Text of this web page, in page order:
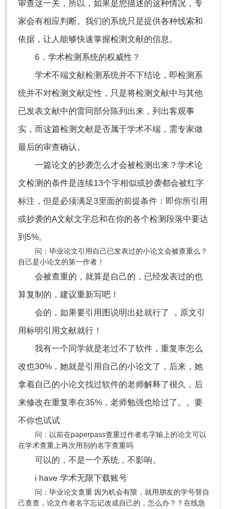
审查这一关，所以，如果是您描述的这种情况，专
家会有相应判断。我们的系统只是提供各种线索和
依据，让人能够快速掌握检测文献的信息。
6．学术检测系统的权威性？
学术不端文献检测系统并不下结论，即检测系
统并不对检测文献定性，只是将检测文献中与其他
已发表文献中的雷同部分陈列出来，列出客观事
实，而这篇检测文献是否属于学术不端，需专家做
最后的审查确认。
一篇论文的抄袭怎么才会被检测出来？学术论
文检测的条件是连续13个字相似或抄袭都会被红字
标注，但是必须满足3里面的前提条件：即你所引用
或抄袭的A文献文字总和在你的各个检测段落中要达
到5%。
问：毕业论文引用自己已发表过的小论文会被查重么？
自己是小论文的第一作者！
会被查重的，就算是自己的，已经发表过的也
算复制的，建议重新写吧！
会的，如果要引用图说明出处就行了 ，原文引
用标明引用文献就行！
我有一个同学就是老过不了软件，重复率怎么
改也30%，她就是引用自己的小论文了，后来，她
拿着自己的小论文找过软件的老师解释了很久，后
来修改在重复率在35%，老师勉强也给过了。。要
不你也试试
问：以前在paperpass查重过作者名字输上的论文可以
在学术查重上再次用别的名字查重吗
可以的，不是一个系统，不影响。
i have 学术无限下载账号
问：毕业论文查重 因为机会有限，就用朋友的学号替自
己查查，论文作者名字忘记改成自己的，怎么办？？在线急